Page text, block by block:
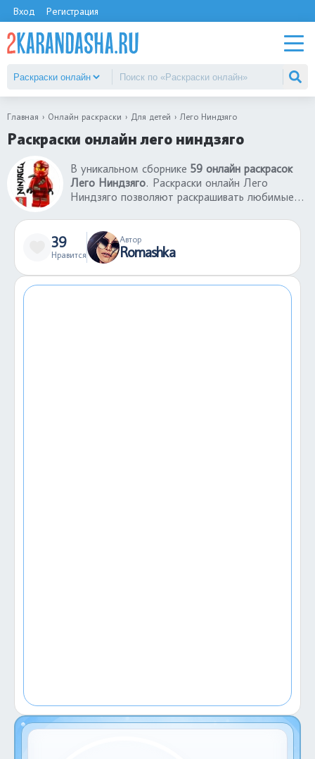
Вход Регистрация
Главная Онлайн раскраски Для детей Лего Ниндзяго
Раскраски онлайн лего ниндзяго
В уникальном сборнике 59 онлайн раскрасок
Лего Ниндзяго. Раскраски онлайн Лего
Ниндзяго позволяют раскрашивать любимые
творить здесь и сейчас. Большой выбор
раскрасок онлайн Лего Ниндзяго понравятся
детям любого возраста. Можно
экспериментировать, смешивая разные цвета,
39
Нравится
Автор
Romashka